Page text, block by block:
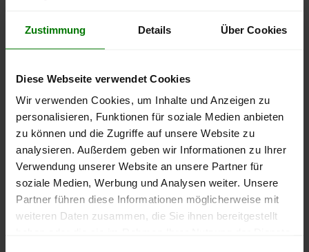
Zustimmung Details Über Cookies
Diese Webseite verwendet Cookies
Wir verwenden Cookies, um Inhalte und Anzeigen zu
personalisieren, Funktionen für soziale Medien anbieten
zu können und die Zugriffe auf unsere Website zu
analysieren. Außerdem geben wir Informationen zu Ihrer
Verwendung unserer Website an unsere Partner für
soziale Medien, Werbung und Analysen weiter. Unsere
Partner führen diese Informationen möglicherweise mit
weiteren Daten zusammen, die Sie ihnen bereitgestellt
2025
2026
2026
250 €
300 €
400 €
Die aktuelle Preisentwicklung für Holzpellets in Deutschland
können Sie jederzeit auf unsererPelletspreise-Seite